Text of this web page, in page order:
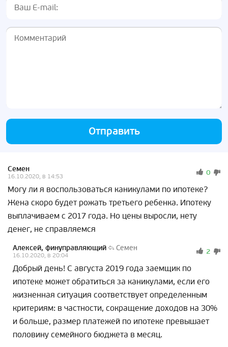
Отправить
Семен
16.10.2020, в 14:53 0
Могу ли я воспользоваться каникулами по ипотеке?
Жена скоро будет рожать третьего ребенка. Ипотеку
выплачиваем с 2017 года. Но цены выросли, нету
денег, не справляемся
Алексей, финуправляющий Семен
16.10.2020, в 20:04 2
Добрый день! С августа 2019 года заемщик по
ипотеке может обратиться за каникулами, если его
жизненная ситуация соответствует определенным
критериям: в частности, сокращение доходов на 30%
и больше, размер платежей по ипотеке превышает
половину семейного бюджета в месяц.